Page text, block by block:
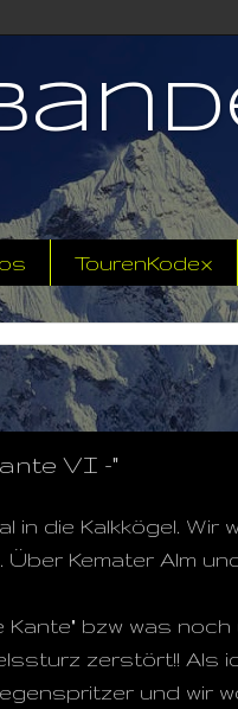
TourenKodex
VI -"
in die Kalkkögel.
Kemater Alm
Kante" bzw was noch
zerstört!! Als
und wir